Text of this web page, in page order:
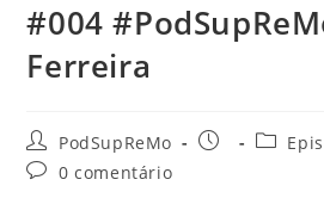
#004
Ferreira
Autor
do
post:
PodSupReMo
Post
Comentários
0 comentário